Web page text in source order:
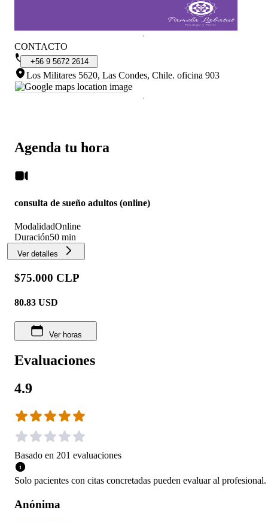
Agenda tu hora
consulta de sueño adultos (online)
ModalidadOnline
Duración50 min
Ver detalles
$75.000 CLP
80.83 USD
Ver horas
Evaluaciones
4.9
Basado en 201 evaluaciones
Solo pacientes con citas concretadas pueden evaluar al profesional.
Anónima
CONTACTO
+56 9 5672 2614
Los Militares 5620, Las Condes, Chile. oficina 903